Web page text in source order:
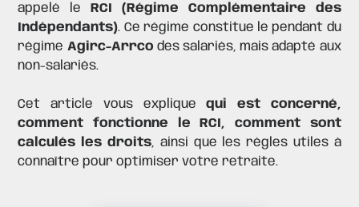
appelé le RCI (Régime Complémentaire des
Indépendants). Ce régime constitue le pendant du
régime Agirc-Arrco des salariés, mais adapté aux
non-salariés.
Cet article vous expliquequi est concerné,
comment fonctionne le RCI, comment sont
calculés les droits, ainsi que les règles utiles à
connaître pour optimiser votre retraite.